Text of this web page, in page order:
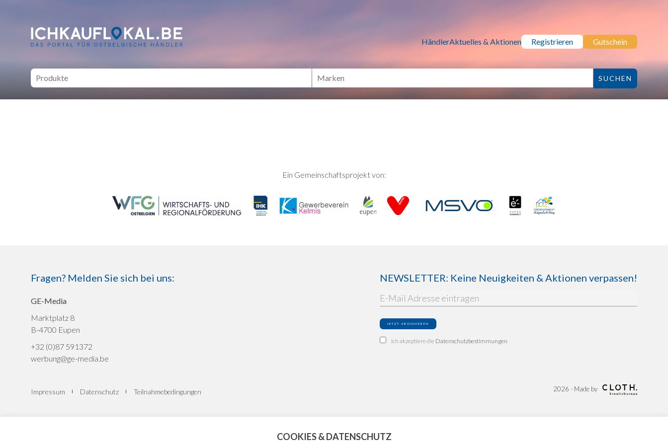
ich kauf lokal - Bei lokalen Händlern online Shoppen HändlerAktuelles & Aktionen Registrieren Gutschein
Ein Gemeinschaftsprojekt von:
Fragen? Melden Sie sich bei uns:
GE-Media
Marktplatz 8
B-4700 Eupen
+32 (0)87 591372
werbung@ge-media.be
NEWSLETTER: Keine Neuigkeiten & Aktionen verpassen!
Ich akzeptiere die Datenschutzbestimmungen
Impressum Datenschutz Teilnahmebedingungen 2026 - Made by
COOKIES & DATENSCHUTZ